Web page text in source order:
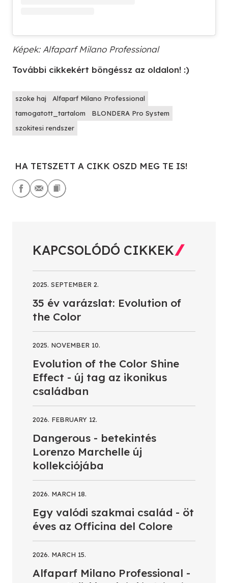
Képek: Alfaparf Milano Professional
További cikkekért böngéssz az oldalon! :)
szoke haj
Alfaparf Milano Professional
tamogatott_tartalom
BLONDERA Pro System
szokitesi rendszer
HA TETSZETT A CIKK OSZD MEG TE IS!
KAPCSOLÓDÓ CIKKEK
2025. SEPTEMBER 2.
35 év varázslat: Evolution of
the Color
2025. NOVEMBER 10.
Evolution of the Color Shine
Effect - új tag az ikonikus
családban
2026. FEBRUARY 12.
Dangerous - betekintés
Lorenzo Marchelle új
kollekciójába
2026. MARCH 18.
Egy valódi szakmai család - öt
éves az Officina del Colore
2026. MARCH 15.
Alfaparf Milano Professional -